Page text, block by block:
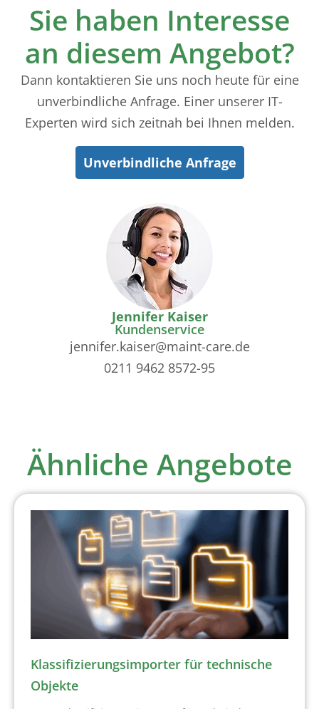
Sie haben Interesse
an diesem Angebot?
Dann kontaktieren Sie uns noch heute für eine
unverbindliche Anfrage. Einer unserer IT-
Experten wird sich zeitnah bei Ihnen melden.
Unverbindliche Anfrage
Jennifer Kaiser
Kundenservice
jennifer.kaiser@maint-care.de
0211 9462 8572-95
Ähnliche Angebote
Klassifizierungsimporter für technische
Objekte